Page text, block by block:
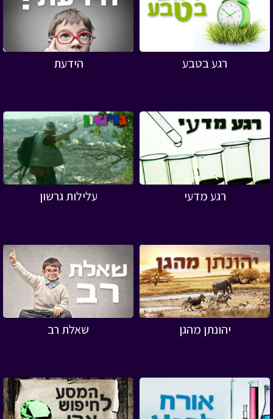
רגע בטבע הידעת
רגע מדעי עלילות גרשון
יהונתן מהגן שאלת רב